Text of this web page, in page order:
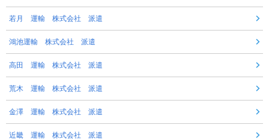
若月 運輸 株式会社 派遣
鴻池運輸 株式会社 派遣
高田 運輸 株式会社 派遣
荒木 運輸 株式会社 派遣
金澤 運輸 株式会社 派遣
近畿 運輸 株式会社 派遣